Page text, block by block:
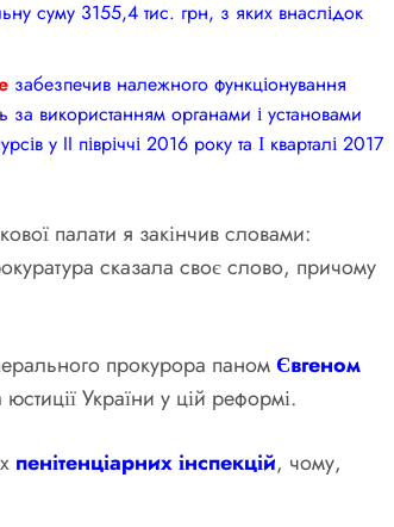
суму 3155,4 тис. грн, з яких внаслідок
забезпечив належного функціонування
за використанням органами і установами
у II півріччі 2016 року та І кварталі 2017
палати я закінчив словами:
сказала своє слово, причому
прокурора паномЄвгеном
України у цій реформі.
пенітенціарних інспекцій, чому,